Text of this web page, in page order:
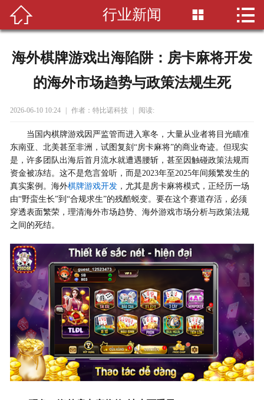
 首页
新闻资讯
常见问题
联系我们
 行业新闻  
海外棋牌游戏出海陷阱：房卡麻将开发
的海外市场趋势与政策法规生死
2026-06-10 10:24 作者：特比诺科技 阅读:
当国内棋牌游戏因严监管而进入寒冬，大量从业者将目光瞄准
东南亚、北美甚至非洲，试图复刻“房卡麻将”的商业奇迹。但现实
是，许多团队出海后首月流水就遭遇腰斩，甚至因触碰政策法规而
资金被冻结。这不是危言耸听，而是2023年至2025年间频繁发生的
真实案例。海外棋牌游戏开发，尤其是房卡麻将模式，正经历一场
由“野蛮生长”到“合规求生”的残酷蜕变。要在这个赛道存活，必须
穿透表面繁荣，理清海外市场趋势、海外游戏市场分析与政策法规
之间的死结。